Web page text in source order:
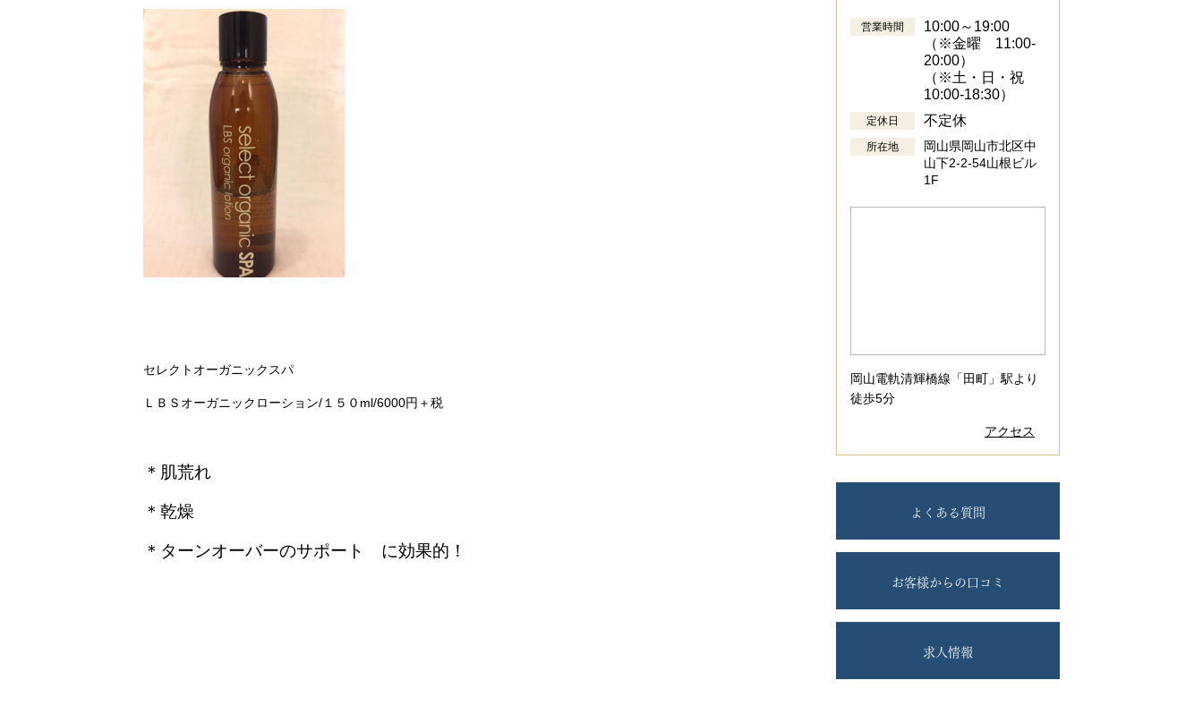
セレクトオーガニックスパ
ＬＢＳオーガニックローション/１５０ml/6000円＋税
＊肌荒れ
＊乾燥
＊ターンオーバーのサポート に効果的！
営業時間
10:00～19:00
（※金曜 11:00-
20:00）
（※土・日・祝
10:00-18:30）
定休日 不定休
所在地
岡山県岡山市北区中
山下2-2-54山根ビル
1F
岡山電軌清輝橋線「田町」駅より
徒歩5分
アクセス
よくある質問
お客様からの口コミ
求人情報